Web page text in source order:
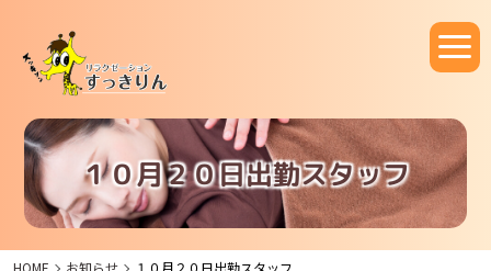
１０月２０日出勤スタッフ
HOME お知らせ １０月２０日出勤スタッフ